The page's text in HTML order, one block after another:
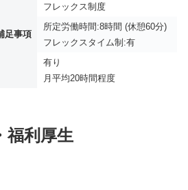
フレックス制度
足事項
所定労働時間:8時間 (休憩60分)
フレックスタイム制:有
有り
月平均20時間程度
福利厚生